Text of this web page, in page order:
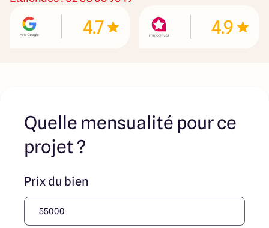
sélectionnés sont disponibles à la date de la première
parution de l’annonce. En aucun cas Maisons ARLOGIS ou
ses collaborateurs ne sont propriétaires des terrains, ne
4.7 4.9
Quelle mensualité pour ce
projet ?
Prix du bien